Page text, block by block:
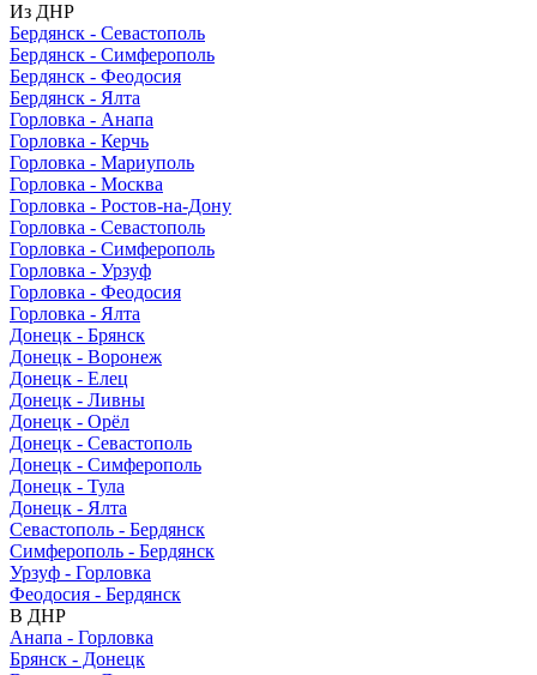
Из ДНР
Бердянск - Севастополь
Бердянск - Симферополь
Бердянск - Феодосия
Бердянск - Ялта
Горловка - Анапа
Горловка - Керчь
Горловка - Мариуполь
Горловка - Москва
Горловка - Ростов-на-Дону
Горловка - Севастополь
Горловка - Симферополь
Горловка - Урзуф
Горловка - Феодосия
Горловка - Ялта
Донецк - Брянск
Донецк - Воронеж
Донецк - Елец
Донецк - Ливны
Донецк - Орёл
Донецк - Севастополь
Донецк - Симферополь
Донецк - Тула
Донецк - Ялта
Севастополь - Бердянск
Симферополь - Бердянск
Урзуф - Горловка
Феодосия - Бердянск
В ДНР
Анапа - Горловка
Брянск - Донецк